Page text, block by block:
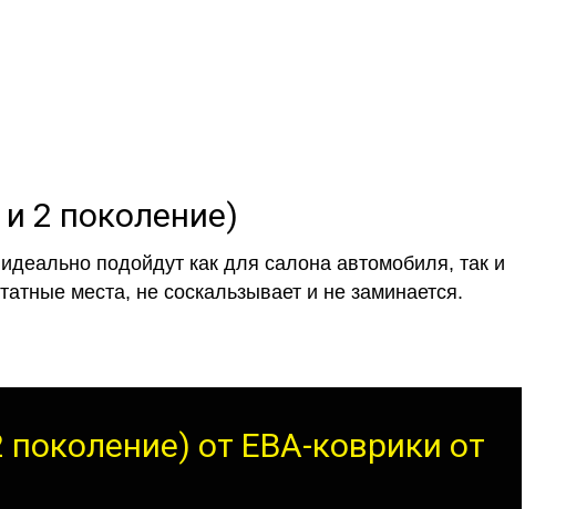
2 поколение)
подойдут как для салона автомобиля, так и
места, не соскальзывает и не заминается.
от ЕВА-коврики от